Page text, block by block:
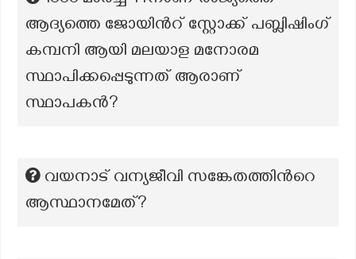
ആദ്യത്തെ ജോയിൻറ് സ്റ്റോക്ക് പബ്ലിഷിംഗ്
കമ്പനി ആയി മലയാള മനോരമ
സ്ഥാപിക്കപ്പെടുന്നത് ആരാണ്
സ്ഥാപകൻ?
വയനാട് വന്യജീവി സങ്കേതത്തിൻറെ
ആസ്ഥാനമേത്?